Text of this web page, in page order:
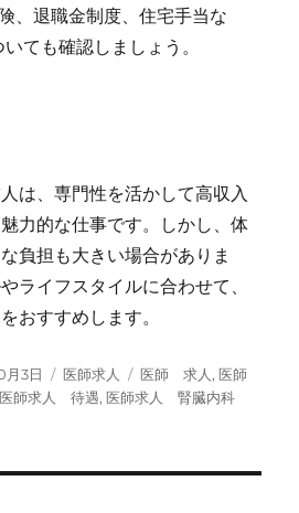
、退職金制度、住宅手当な
ても確認しましょう。
は、専門性を活かして高収入
力的な仕事です。しかし、体
負担も大きい場合がありま
ライフスタイルに合わせて、
おすすめします。
月3日
カ
テ
医師求人
タ
グ
医師 求人 , 医師
医師求人 待遇, 医師求人 腎臓内科